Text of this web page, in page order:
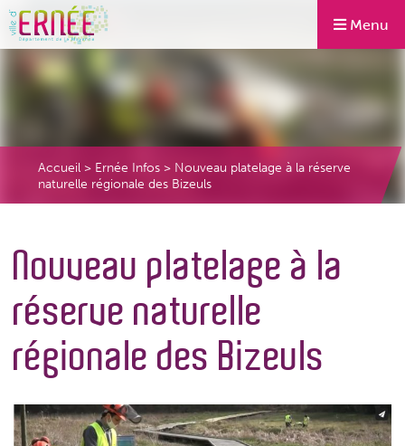
Menu
Accueil > Ernée Infos > Nouveau platelage à la réserve
naturelle régionale des Bizeuls
Nouveau platelage à la
réserve naturelle
régionale des Bizeuls